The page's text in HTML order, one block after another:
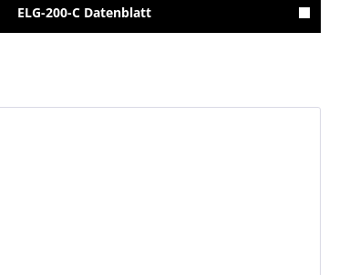
ELG-200-C Datenblatt